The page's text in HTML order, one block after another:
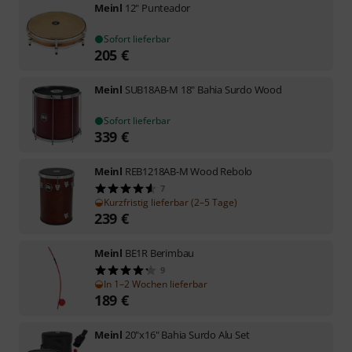
Meinl 12" Punteador
Sofort lieferbar
205 €
Meinl SUB18AB-M 18" Bahia Surdo Wood
Sofort lieferbar
339 €
Meinl REB1218AB-M Wood Rebolo
7
Kurzfristig lieferbar (2–5 Tage)
239 €
Meinl BE1R Berimbau
9
In 1–2 Wochen lieferbar
189 €
Meinl 20"x16" Bahia Surdo Alu Set